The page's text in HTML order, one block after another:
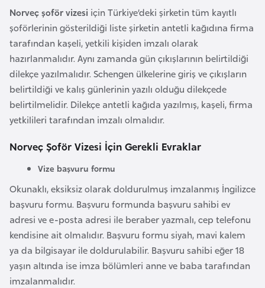
Norveç şoför vizesi için Türkiye’deki şirketin tüm kayıtlı
şoförlerinin gösterildiği liste şirketin antetli kağıdına firma
tarafından kaşeli, yetkili kişiden imzalı olarak
hazırlanmalıdır. Aynı zamanda gün çıkışlarının belirtildiği
dilekçe yazılmalıdır. Schengen ülkelerine giriş ve çıkışların
belirtildiği ve kalış günlerinin yazılı olduğu dilekçede
belirtilmelidir. Dilekçe antetli kağıda yazılmış, kaşeli, firma
yetkilileri tarafından imzalı olmalıdır.
Norveç Şoför Vizesi İçin Gerekli Evraklar
Vize başvuru formu
Okunaklı, eksiksiz olarak doldurulmuş imzalanmış İngilizce
başvuru formu. Başvuru formunda başvuru sahibi ev
adresi ve e-posta adresi ile beraber yazmalı, cep telefonu
kendisine ait olmalıdır. Başvuru formu siyah, mavi kalem
ya da bilgisayar ile doldurulabilir. Başvuru sahibi eğer 18
yaşın altında ise imza bölümleri anne ve baba tarafından
imzalanmalıdır.
n
B
a
n
g
l
a
e
B
e
l
a
r
u